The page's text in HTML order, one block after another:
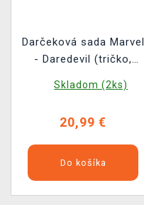
Darčeková sada Marvel
- Daredevil (tričko,
ponožky) (veľkosť XL)
Skladom (2ks)
20,99 €
Do košíka